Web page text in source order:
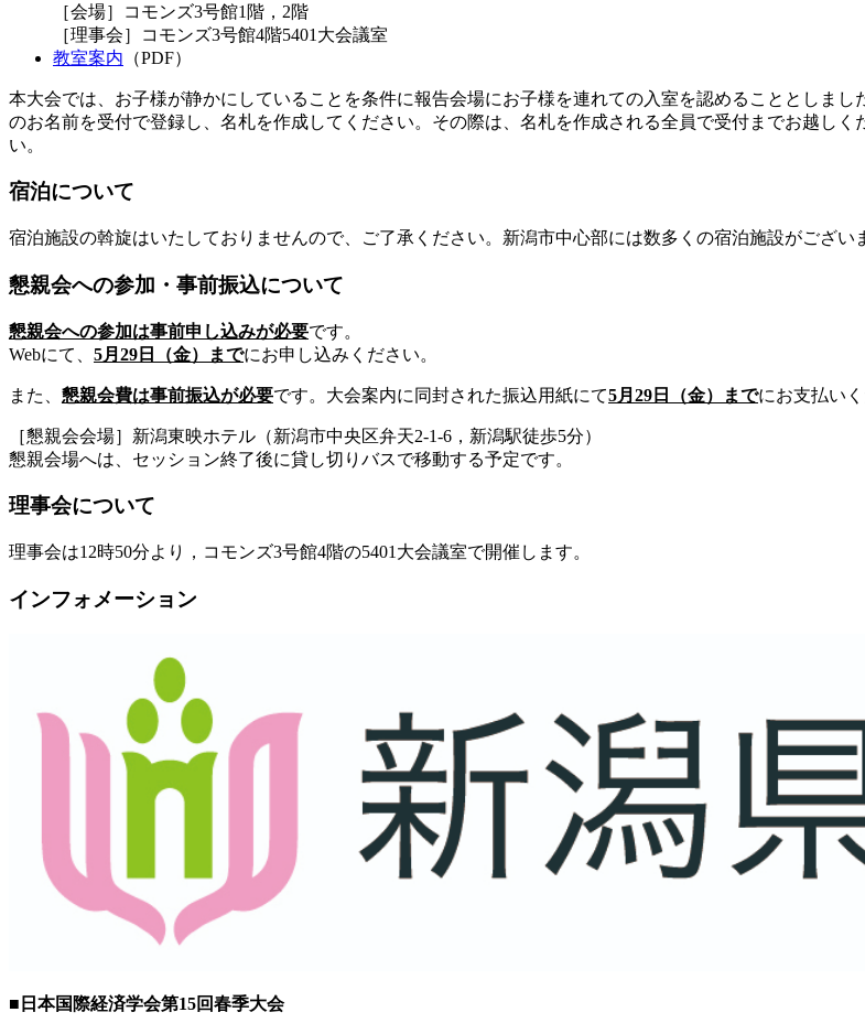
［会場］コモンズ3号館1階，2階
［理事会］コモンズ3号館4階5401大会議室
教室案内 （PDF）
本大会では、お子様が静かにしていることを条件に報告会場にお子様を連れての入室を認めることとしま
のお名前を受付で登録し、名札を作成してください。その際は、名札を作成される全員で受付までお越し
い。
宿泊について
宿泊施設の斡旋はいたしておりませんので、ご了承ください。新潟市中心部には数多くの宿泊施設がござ
懇親会への参加・事前振込について
懇親会への参加は事前申し込みが必要です。
Webにて、 5月29日（金）までにお申し込みください。
また、 懇親会費は事前振込が必要です。大会案内に同封された振込用紙にて5月29日（金）までにお支払いく
［懇親会会場］新潟東映ホテル（新潟市中央区弁天2-1-6，新潟駅徒歩5分）
懇親会場へは、セッション終了後に貸し切りバスで移動する予定です。
理事会について
理事会は12時50分より，コモンズ3号館4階の5401大会議室で開催します。
インフォメーション
■ 日本国際経済学会第15回春季大会